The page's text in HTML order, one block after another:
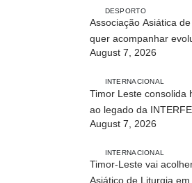
DESPORTO
Associação Asiática
quer acompanhar
modalidade em Timor
August 7, 2026
INTERNACIONAL
Timor Leste consolida
ao legado da
avanço de memorial
August 7, 2026
INTERNACIONAL
Timor-Leste vai
Asiático de Liturgia